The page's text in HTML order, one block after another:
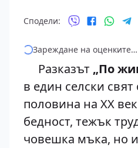
Сподели:
Зареждане на оценките…
Разказът „По
в един селски свят
половина на ХХ
бедност, тежък
човешка мъка, но